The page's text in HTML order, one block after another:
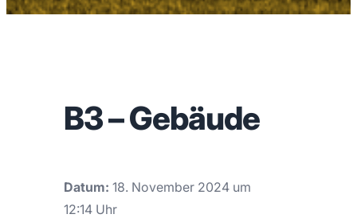
B3 – Gebäude
Datum: 18. November 2024 um
12:14 Uhr